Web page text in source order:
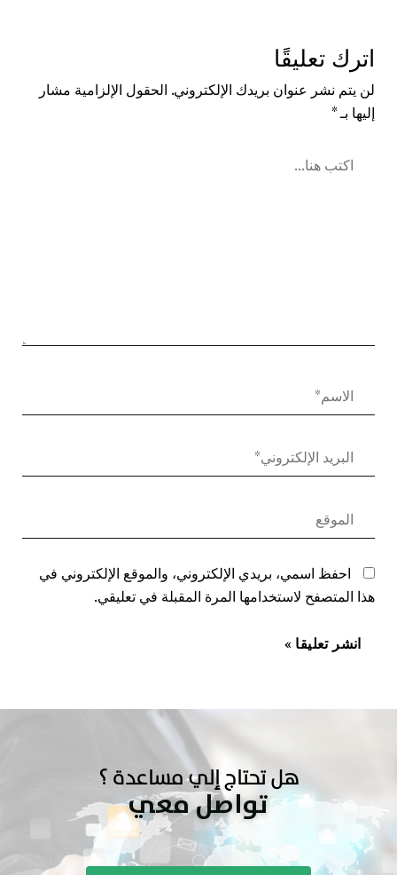
اترك تعليقًا
لن يتم نشر عنوان بريدك الإلكتروني. الحقول الإلزامية مشار
إليها بـ*
احفظ اسمي، بريدي الإلكتروني، والموقع الإلكتروني في
هذا المتصفح لاستخدامها المرة المقبلة في تعليقي.
هل تحتاج إلي مساعدة ؟
تواصل معي